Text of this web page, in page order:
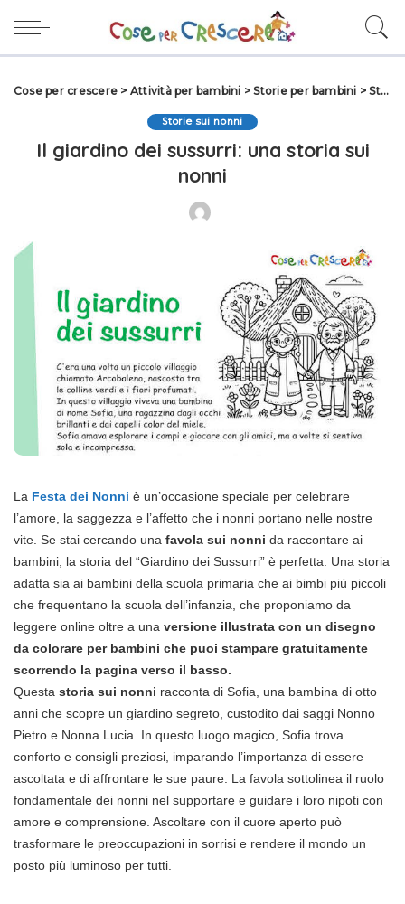
Cose per crescere > Attività per bambini >Storie per bambini >Storie sui nonni
Storie sui nonni
Il giardino dei sussurri: una storia sui
nonni
La Festa dei Nonni è un’occasione speciale per celebrare
l’amore, la saggezza e l’affetto che i nonni portano nelle nostre
vite. Se stai cercando una favola sui nonni da raccontare ai
bambini, la storia del “Giardino dei Sussurri” è perfetta. Una storia
adatta sia ai bambini della scuola primaria che ai bimbi più piccoli
che frequentano la scuola dell’infanzia, che proponiamo da
leggere online oltre a una versione illustrata con un disegno
da colorare per bambini che puoi stampare gratuitamente
scorrendo la pagina verso il basso.
Questa storia sui nonni racconta di Sofia, una bambina di otto
anni che scopre un giardino segreto, custodito dai saggi Nonno
Pietro e Nonna Lucia. In questo luogo magico, Sofia trova
conforto e consigli preziosi, imparando l’importanza di essere
ascoltata e di affrontare le sue paure. La favola sottolinea il ruolo
fondamentale dei nonni nel supportare e guidare i loro nipoti con
amore e comprensione. Ascoltare con il cuore aperto può
trasformare le preoccupazioni in sorrisi e rendere il mondo un
posto più luminoso per tutti.